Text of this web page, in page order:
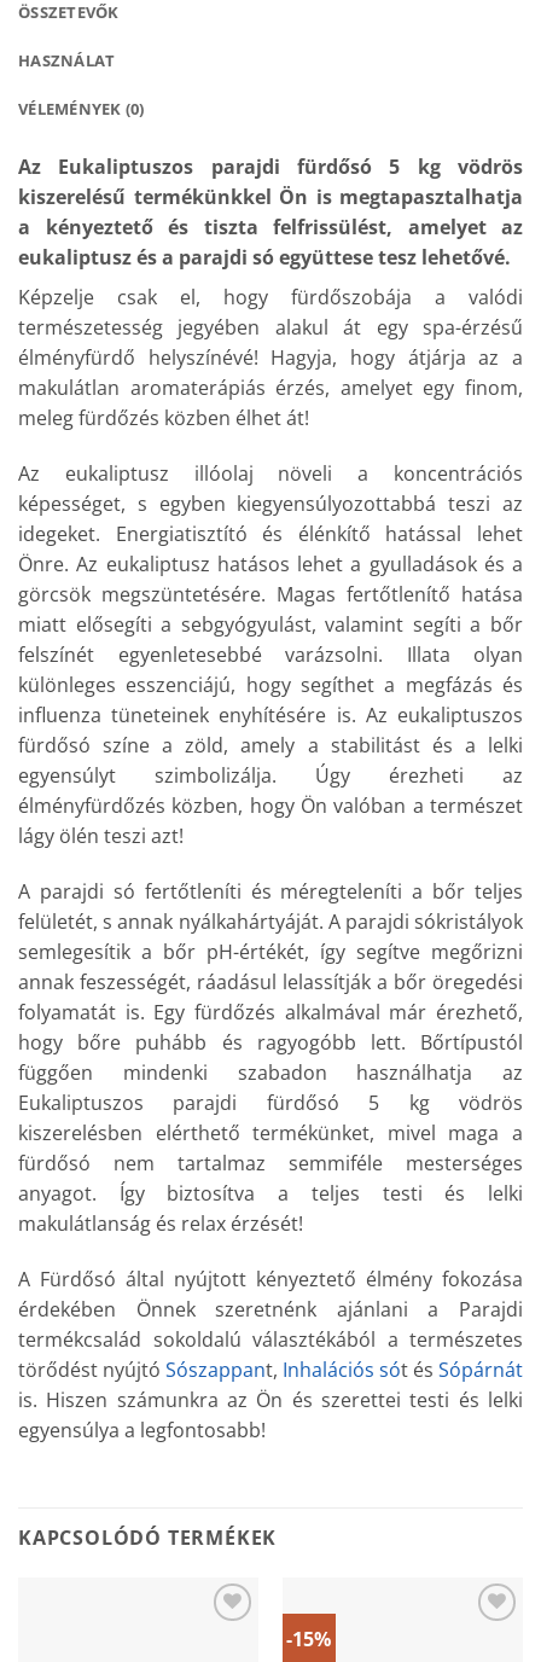
ÖSSZETEVŐK
HASZNÁLAT
VÉLEMÉNYEK (0)
Az Eukaliptuszos parajdi fürdősó 5 kg vödrös
kiszerelésű termékünkkel Ön is megtapasztalhatja
a kényeztető és tiszta felfrissülést, amelyet az
eukaliptusz és a parajdi só együttese tesz lehetővé.
Képzelje csak el, hogy fürdőszobája a valódi
természetesség jegyében alakul át egy spa-érzésű
élményfürdő helyszínévé! Hagyja, hogy átjárja az a
makulátlan aromaterápiás érzés, amelyet egy finom,
meleg fürdőzés közben élhet át!
Az eukaliptusz illóolaj növeli a koncentrációs
képességet, s egyben kiegyensúlyozottabbá teszi az
idegeket. Energiatisztító és élénkítő hatással lehet
Önre. Az eukaliptusz hatásos lehet a gyulladások és a
görcsök megszüntetésére. Magas fertőtlenítő hatása
miatt elősegíti a sebgyógyulást, valamint segíti a bőr
felszínét egyenletesebbé varázsolni. Illata olyan
különleges esszenciájú, hogy segíthet a megfázás és
influenza tüneteinek enyhítésére is. Az eukaliptuszos
fürdősó színe a zöld, amely a stabilitást és a lelki
egyensúlyt szimbolizálja. Úgy érezheti az
élményfürdőzés közben, hogy Ön valóban a természet
lágy ölén teszi azt!
A parajdi só fertőtleníti és méregteleníti a bőr teljes
felületét, s annak nyálkahártyáját. A parajdi sókristályok
semlegesítik a bőr pH-értékét, így segítve megőrizni
annak feszességét, ráadásul lelassítják a bőr öregedési
folyamatát is. Egy fürdőzés alkalmával már érezhető,
hogy bőre puhább és ragyogóbb lett. Bőrtípustól
függően mindenki szabadon használhatja az
Eukaliptuszos parajdi fürdősó 5 kg vödrös
kiszerelésben elérthető termékünket, mivel maga a
fürdősó nem tartalmaz semmiféle mesterséges
anyagot. Így biztosítva a teljes testi és lelki
makulátlanság és relax érzését!
A Fürdősó által nyújtott kényeztető élmény fokozása
érdekében Önnek szeretnénk ajánlani a Parajdi
termékcsalád sokoldalú választékából a természetes
törődést nyújtó Sószappant, Inhalációs sót és Sópárnát
is. Hiszen számunkra az Ön és szerettei testi és lelki
egyensúlya a legfontosabb!
KAPCSOLÓDÓ TERMÉKEK
-15%